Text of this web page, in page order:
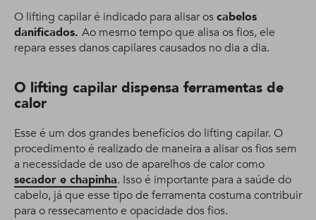
O lifting capilar é indicado para alisar oscabelos
danificados. Ao mesmo tempo que alisa os fios, ele
repara esses danos capilares causados no dia a dia.
O lifting capilar dispensa ferramentas de
calor
Esse é um dos grandes benefícios do lifting capilar. O
procedimento é realizado de maneira a alisar os fios sem
a necessidade de uso de aparelhos de calor como
secador e chapinha. Isso é importante para a saúde do
cabelo, já que esse tipo de ferramenta costuma contribuir
para o ressecamento e opacidade dos fios.